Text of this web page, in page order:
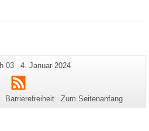
Zusätzliche
Informationen
zu
dieser
03
Letzte
Aktualisierung:
4. Januar 2024
RSS
Barrierefreiheit Zum Seitenanfang